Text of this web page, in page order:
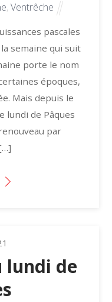
, Ventrêche
pascales
semaine qui suit
porte le nom
époques,
Mais depuis le
lundi de Pâques
par
lundi de